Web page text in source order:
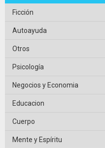
Ficción
Autoayuda
Otros
Psicología
Negocios y Economia
Educacion
Cuerpo
Mente y Espíritu